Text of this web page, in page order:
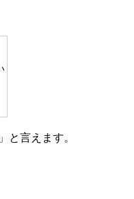
と言えます。